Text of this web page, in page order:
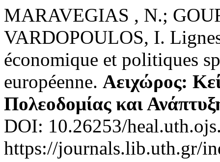
MARAVEGIAS , N.;
VARDOPOULOS, I.
économique et politiques
européenne. Αειχώρος:
Πολεοδομίας και
DOI: 10.26253/
https://journals.lib.uth.gr/